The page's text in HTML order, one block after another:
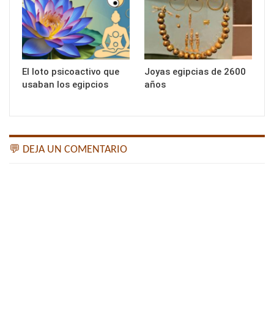
El loto psicoactivo que
usaban los egipcios
Joyas egipcias de 2600
años
💬 DEJA UN COMENTARIO